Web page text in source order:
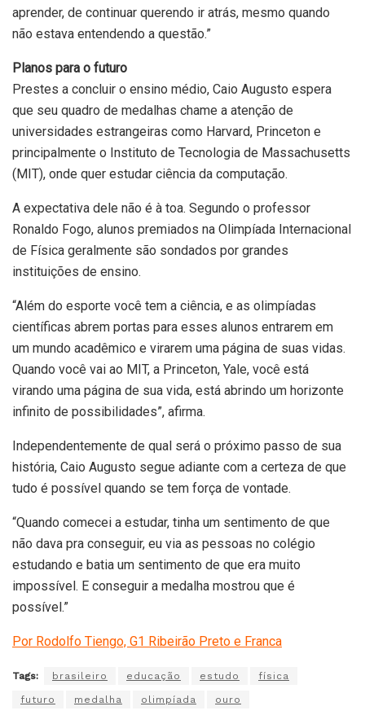
aprender, de continuar querendo ir atrás, mesmo quando
não estava entendendo a questão.”
Planos para o futuro
Prestes a concluir o ensino médio, Caio Augusto espera
que seu quadro de medalhas chame a atenção de
universidades estrangeiras como Harvard, Princeton e
principalmente o Instituto de Tecnologia de Massachusetts
(MIT), onde quer estudar ciência da computação.
A expectativa dele não é à toa. Segundo o professor
Ronaldo Fogo, alunos premiados na Olimpíada Internacional
de Física geralmente são sondados por grandes
instituições de ensino.
“Além do esporte você tem a ciência, e as olimpíadas
científicas abrem portas para esses alunos entrarem em
um mundo acadêmico e virarem uma página de suas vidas.
Quando você vai ao MIT, a Princeton, Yale, você está
virando uma página de sua vida, está abrindo um horizonte
infinito de possibilidades”, afirma.
Independentemente de qual será o próximo passo de sua
história, Caio Augusto segue adiante com a certeza de que
tudo é possível quando se tem força de vontade.
“Quando comecei a estudar, tinha um sentimento de que
não dava pra conseguir, eu via as pessoas no colégio
estudando e batia um sentimento de que era muito
impossível. E conseguir a medalha mostrou que é
possível.”
Por Rodolfo Tiengo, G1 Ribeirão Preto e Franca
Tags: brasileiro educação estudo física
futuro medalha olimpíada ouro